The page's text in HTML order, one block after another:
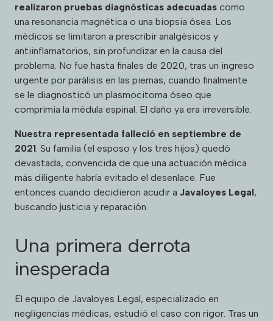
realizaron pruebas diagnósticas adecuadas como
una resonancia magnética o una biopsia ósea. Los
médicos se limitaron a prescribir analgésicos y
antiinflamatorios, sin profundizar en la causa del
problema. No fue hasta finales de 2020, tras un ingreso
urgente por parálisis en las piernas, cuando finalmente
se le diagnosticó un plasmocitoma óseo que
comprimía la médula espinal. El daño ya era irreversible.
Nuestra representada falleció en septiembre de
2021 . Su familia (el esposo y los tres hijos) quedó
devastada, convencida de que una actuación médica
más diligente habría evitado el desenlace. Fue
entonces cuando decidieron acudir a Javaloyes Legal,
buscando justicia y reparación.
Una primera derrota
inesperada
El equipo de Javaloyes Legal, especializado en
negligencias médicas, estudió el caso con rigor. Tras un